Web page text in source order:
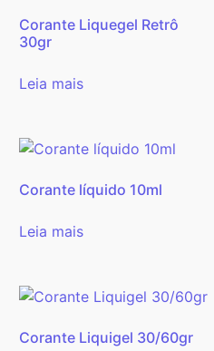
Corante Liquegel Retrô
30gr
Leia mais
Corante líquido 10ml
Leia mais
Corante Liquigel 30/60gr